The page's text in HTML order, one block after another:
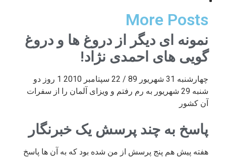
More Posts
نمونه ای دیگر از دروغ ها و دروغ
گویی های احمدی نژاد!
چهارشنبه 31 شهریور 89 / 22 سپتامبر 2010 1 روز دو
شنبه 29 شهریور به رم رفتم و ویزای آلمان را از سفرات
آن کشور
پاسخ به چند پرسش یک خبرنگار
هفته پیش هم پنج پرسش از من شده بود که به آن ها پاسخ